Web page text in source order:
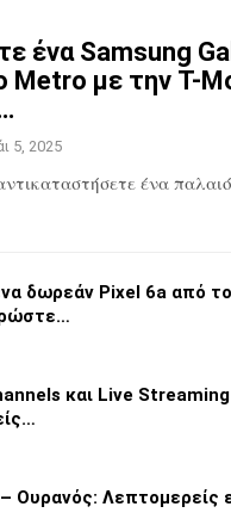
ένα Samsung
Metro με την T-
5, 2025
ένα
δωρεάν Pixel 6a από το
και Live Streaming
Ουρανός: Λεπτομερείς